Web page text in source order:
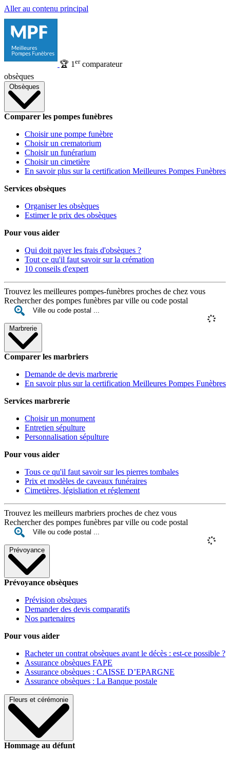
Aller au contenu principal
🏆 1 ercomparateur
obsèques
Obsèques
Comparer les pompes funèbres
Choisir une pompe funèbre
Choisir un crematorium
Choisir un funérarium
Choisir un cimetière
En savoir plus sur la certification Meilleures Pompes Funèbres
Services obsèques
Organiser les obsèques
Estimer le prix des obsèques
Pour vous aider
Qui doit payer les frais d'obsèques ?
Tout ce qu'il faut savoir sur la crémation
10 conseils d'expert
Trouvez les meilleures pompes-funèbres proches de chez vous
Rechercher des pompes funèbres par ville ou code postal
Marbrerie
Comparer les marbriers
Demande de devis marbrerie
En savoir plus sur la certification Meilleures Pompes Funèbres
Services marbrerie
Choisir un monument
Entretien sépulture
Personnalisation sépulture
Pour vous aider
Tous ce qu'il faut savoir sur les pierres tombales
Prix et modèles de caveaux funéraires
Cimetières, législiation et réglement
Trouvez les meilleurs marbriers proches de chez vous
Rechercher des pompes funèbres par ville ou code postal
Prévoyance
Prévoyance obsèques
Prévision obsèques
Demander des devis comparatifs
Nos partenaires
Pour vous aider
Racheter un contrat obsèques avant le décès : est-ce possible ?
Assurance obsèques FAPE
Assurance obsèques : CAISSE D’EPARGNE
Assurance obsèques : La Banque postale
Fleurs et cérémonie
Hommage au défunt